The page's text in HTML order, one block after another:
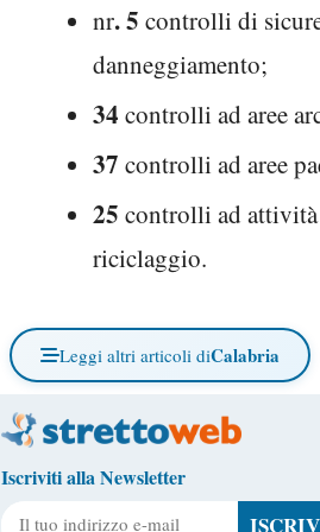
nr. 5 controlli di
danneggiamento;
34 controlli ad aree
37 controlli ad aree
25 controlli ad attività
riciclaggio.
Leggi altri articoli diCalabria
Iscriviti alla Newsletter